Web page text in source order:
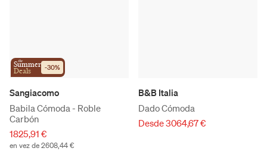
the
Summer
Deals -30%
Sangiacomo
Babila Cómoda - Roble
Carbón
1825,91 €
en vez de 2608,44 €
B&B Italia
Dado Cómoda
Desde 3064,67 €